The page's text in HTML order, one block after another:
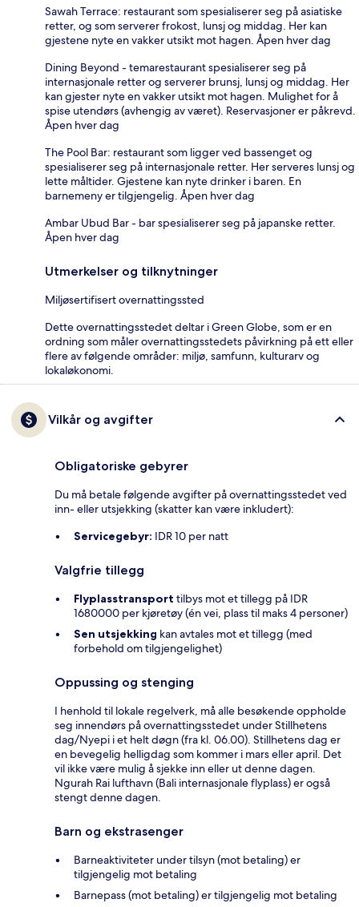
Sawah Terrace: restaurant som spesialiserer seg på asiatiske
retter, og som serverer frokost, lunsj og middag. Her kan
gjestene nyte en vakker utsikt mot hagen. Åpen hver dag
Dining Beyond - temarestaurant spesialiserer seg på
internasjonale retter og serverer brunsj, lunsj og middag. Her
kan gjester nyte en vakker utsikt mot hagen. Mulighet for å
spise utendørs (avhengig av været). Reservasjoner er påkrevd.
Åpen hver dag
The Pool Bar: restaurant som ligger ved bassenget og
spesialiserer seg på internasjonale retter. Her serveres lunsj og
lette måltider. Gjestene kan nyte drinker i baren. En
barnemeny er tilgjengelig. Åpen hver dag
Ambar Ubud Bar - bar spesialiserer seg på japanske retter.
Åpen hver dag
Utmerkelser og tilknytninger
Miljøsertifisert overnattingssted
Dette overnattingsstedet deltar i Green Globe, som er en
ordning som måler overnattingsstedets påvirkning på ett eller
flere av følgende områder: miljø, samfunn, kulturarv og
lokaløkonomi.
Vilkår og avgifter
Obligatoriske gebyrer
Du må betale følgende avgifter på overnattingsstedet ved
inn- eller utsjekking (skatter kan være inkludert):
Servicegebyr: IDR 10 per natt
Valgfrie tillegg
Flyplasstransport tilbys mot et tillegg på IDR
1680000 per kjøretøy (én vei, plass til maks 4 personer)
Sen utsjekking kan avtales mot et tillegg (med
forbehold om tilgjengelighet)
Oppussing og stenging
I henhold til lokale regelverk, må alle besøkende oppholde
seg innendørs på overnattingsstedet under Stillhetens
dag/Nyepi i et helt døgn (fra kl. 06.00). Stillhetens dag er
en bevegelig helligdag som kommer i mars eller april. Det
vil ikke være mulig å sjekke inn eller ut denne dagen.
Ngurah Rai lufthavn (Bali internasjonale flyplass) er også
stengt denne dagen.
Barn og ekstrasenger
Barneaktiviteter under tilsyn (mot betaling) er
tilgjengelig mot betaling
Barnepass (mot betaling) er tilgjengelig mot betaling